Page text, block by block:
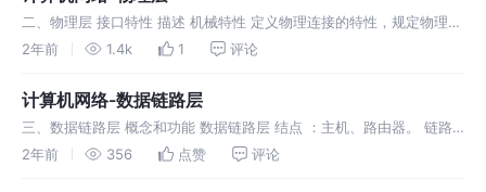
二、物理层 接口特性 描述 机械特性 定义物理连接的特性，规定物理连
接时所采用的规格、接口形状、引线数目、引脚数量和排列情况。 电气
率和
2年前 1.4k 1 评论
计算机网络-数据链路层
三、数据链路层 概念和功能 数据链路层 结点 ：主机、路由器。 链路
：网络中两个结点之间的物理通道，链路的传输介质主要有双绞线、光
2年前 356 点赞 评论